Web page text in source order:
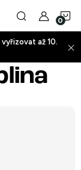
+
až 10.